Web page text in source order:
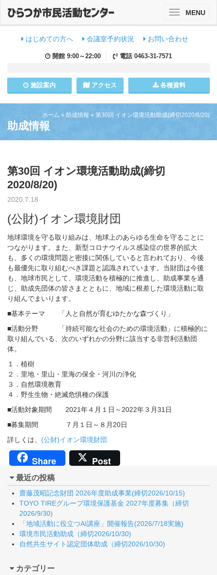
はじめての方へ 会議室予約状況 お問い合わせ
開館 9:00～22:00 電話 0463-31-7571
施設案内 アクセス 各種資料
ToggleMENU
ホーム » 助成情報 » 第30回 イオン環境活動助成(締切2020/8/20)
助成情報
第30回 イオン環境活動助成(締切
2020/8/20)
2020.7.18
(公財)イオン環境財団
地球環境を守る取り組みは、地球上のあらゆる生命を守ることに
つながります。また、新型コロナウイルス感染症の世界的拡大
も、多くの環境問題と密接に関係していると言われており、今後
も最優先に取り組むべき課題と認識されています。当財団は今後
も、地球市民として、環境活動を積極的に推進し、助成事業を通
じ、助成先団体の皆さまとともに、地域に根差した環境活動に取
り組んでまいります。
■基本テーマ 「人と自然が育むゆたかな森づくり」
■活動分野 「持続可能な社会のための環境活動」に積極的に
取り組んでいる、次のいずれかの分野に該当する非営利活動団
体。
１．植樹
２．里地・里山・里海の保全・河川の浄化
３．自然環境教育
４．野生生物・絶滅危惧種の保護
■活動対象期間 2021年４月１日～2022年３月31日
■募集期間 ７月１日～８月20日
詳しくは、 (公財)イオン環境財団
Share Post
最近の投稿
齋藤茂昭記念財団 2026年度助成事業(締切2026/10/15)
TOYO TIREグループ環境保護基金 2027年度募集（締切
2026/9/30)
「地域活動に役立つAI講座」開催報告(2026/7/18実施)
環境市民活動助成（締切2026/10/30)
自然共生サイト認定団体助成（締切2026/10/30)
カテゴリー